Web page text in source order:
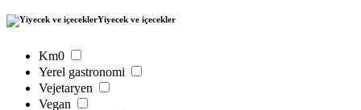
Yiyecek ve içecekler
Km0
Yerel gastronomi
Vejetaryen
Vegan